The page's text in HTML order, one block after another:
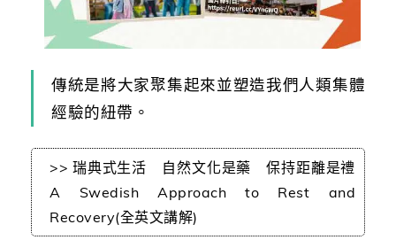
傳統是將大家聚集起來並塑造我們人類集體
經驗的紐帶。
>> 瑞典式生活 自然文化是藥 保持距離是禮
A Swedish Approach to Rest and
Recovery(全英文講解)